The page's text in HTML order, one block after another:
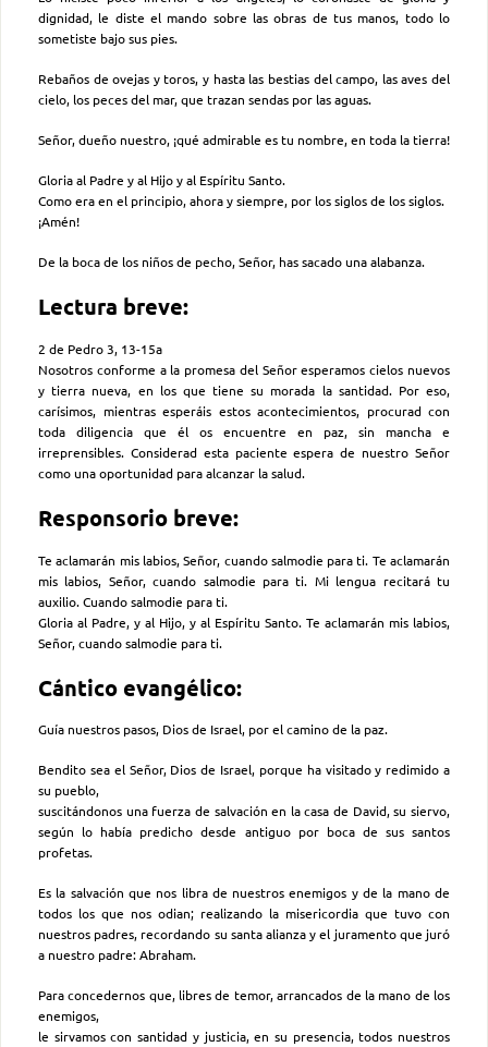
dignidad, le diste el mando sobre las obras de tus manos, todo lo
sometiste bajo sus pies.
Rebaños de ovejas y toros, y hasta las bestias del campo, las aves del
cielo, los peces del mar, que trazan sendas por las aguas.
Señor, dueño nuestro, ¡qué admirable es tu nombre, en toda la tierra!
Gloria al Padre y al Hijo y al Espíritu Santo.
Como era en el principio, ahora y siempre, por los siglos de los siglos.
¡Amén!
De la boca de los niños de pecho, Señor, has sacado una alabanza.
Lectura breve:
2 de Pedro 3, 13-15a
Nosotros conforme a la promesa del Señor esperamos cielos nuevos
y tierra nueva, en los que tiene su morada la santidad. Por eso,
carísimos, mientras esperáis estos acontecimientos, procurad con
toda diligencia que él os encuentre en paz, sin mancha e
irreprensibles. Considerad esta paciente espera de nuestro Señor
como una oportunidad para alcanzar la salud.
Responsorio breve:
Te aclamarán mis labios, Señor, cuando salmodie para ti. Te aclamarán
mis labios, Señor, cuando salmodie para ti. Mi lengua recitará tu
auxilio. Cuando salmodie para ti.
Gloria al Padre, y al Hijo, y al Espíritu Santo. Te aclamarán mis labios,
Señor, cuando salmodie para ti.
Cántico evangélico:
Guía nuestros pasos, Dios de Israel, por el camino de la paz.
Bendito sea el Señor, Dios de Israel, porque ha visitado y redimido a
su pueblo,
suscitándonos una fuerza de salvación en la casa de David, su siervo,
según lo había predicho desde antiguo por boca de sus santos
profetas.
Es la salvación que nos libra de nuestros enemigos y de la mano de
todos los que nos odian; realizando la misericordia que tuvo con
nuestros padres, recordando su santa alianza y el juramento que juró
a nuestro padre: Abraham.
Para concedernos que, libres de temor, arrancados de la mano de los
enemigos,
le sirvamos con santidad y justicia, en su presencia, todos nuestros